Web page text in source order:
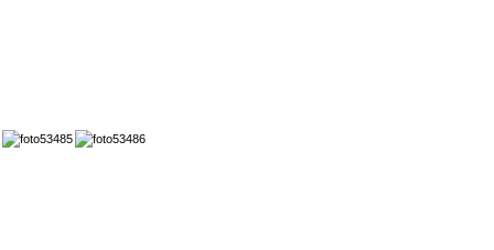
Waterscheerlingroest
Waterweegbreevulkaantje